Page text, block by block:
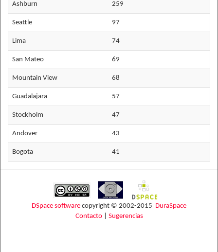
Ashburn 259
Seattle 97
Lima 74
San Mateo 69
Mountain View 68
Guadalajara 57
Stockholm 47
Andover 43
Bogota 41
DSpace software copyright © 2002-2015 DuraSpace
Contacto| Sugerencias